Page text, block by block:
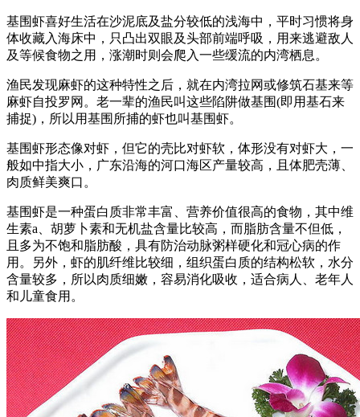
基围虾喜好生活在沙泥底及盐分较低的浅海中，平时习惯将身
体收藏入海床中，只凸出双眼及头部前端呼吸，用来逃避敌人
及等候食物之用，涨潮时则会爬入一些缓流的内湾栖息。
渔民发现麻虾的这种特性之后，就在内湾拉网或修筑石基来等
麻虾自投罗网。老一辈的渔民叫这些陷阱做基围(即用基石来
捕捉)，所以用基围所捕的虾也叫基围虾。
基围虾形态像对虾，但它的壳比对虾软，体形没有对虾大，一
般如中指大小，广东沿海的河口海区产量较高，且体肥壳薄、
肉质鲜美爽口。
基围虾是一种蛋白质非常丰富、营养价值很高的食物，其中维
生素a、胡萝卜素和无机盐含量比较高，而脂肪含量不但低，
且多为不饱和脂肪酸，具有防治动脉粥样硬化和冠心病的作
用。另外，虾的肌纤维比较细，组织蛋白质的结构松软，水分
含量较多，所以肉质细嫩，容易消化吸收，适合病人、老年人
和儿童食用。